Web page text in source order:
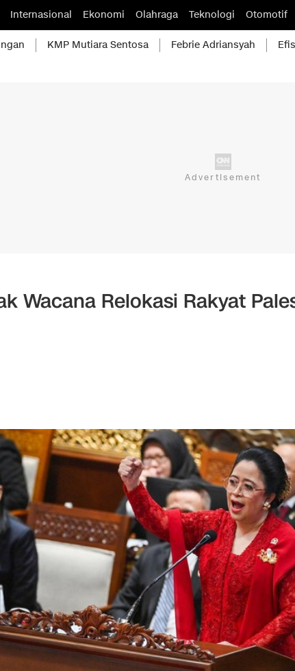
Internasional Ekonomi Olahraga Teknologi Otomotif
KMP Mutiara Sentosa Febrie Adriansyah
Wacana Relokasi Rakyat